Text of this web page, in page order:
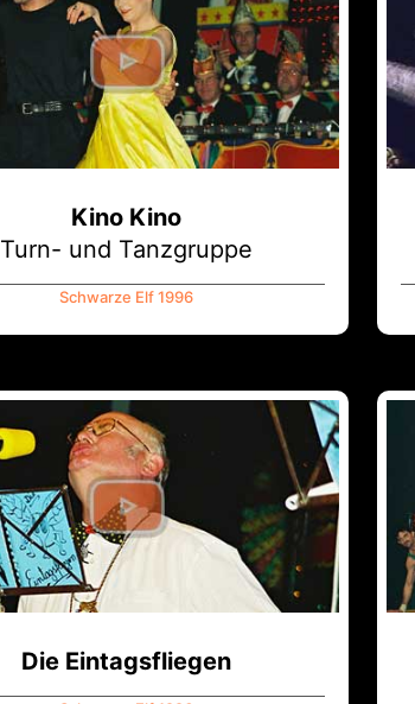
Kino Kino
Turn- und Tanzgruppe
Schwarze Elf 1996
Die Eintagsfliegen